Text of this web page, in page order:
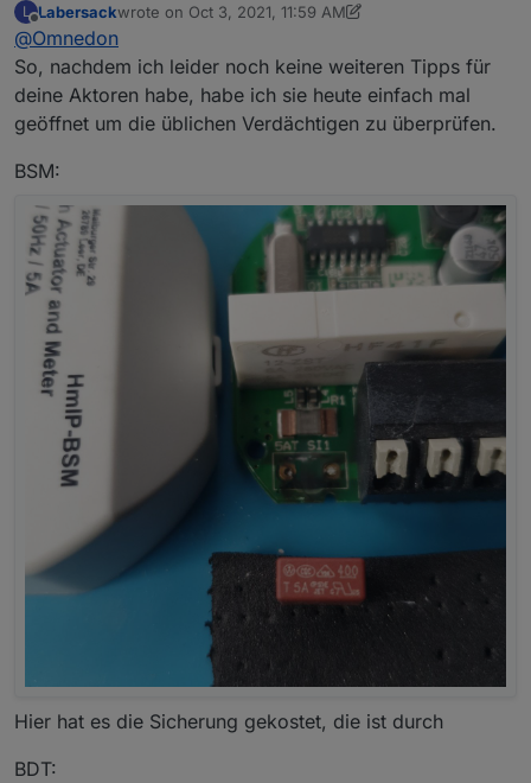
L
Offline
Labersackwrote on Oct 3, 2021, 11:59 AM
last edited by LabersackOct 3, 2021, 1:59 PM
@Omnedon
So, nachdem ich leider noch keine weiteren Tipps für
deine Aktoren habe, habe ich sie heute einfach mal
geöffnet um die üblichen Verdächtigen zu überprüfen.
BSM:
Hier hat es die Sicherung gekostet, die ist durch
BDT: